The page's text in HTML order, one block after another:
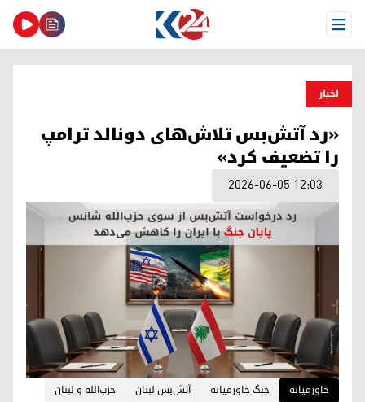
Open Menu
اخبار
«رد آتش‌بس تلاش‌های دونالد ترامپ
را تضعیف کرد»
2026-06-05 12:03
خاورمیانه جنگ خاورمیانه آتش‌بس لبنان حزب‌الله و لبنان